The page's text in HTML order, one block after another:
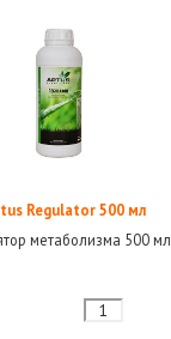
Regulator 500 мл
метаболизма 500 мл